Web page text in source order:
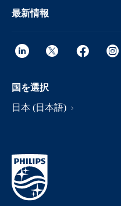
最新情報
国を選択
日本 (日本語)